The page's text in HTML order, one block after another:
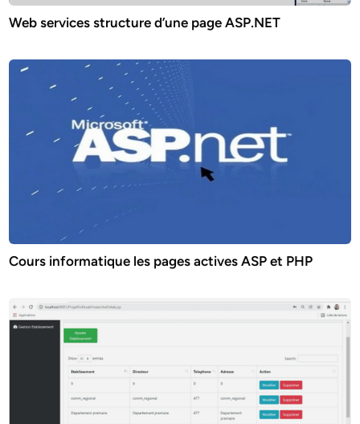
Web services structure d’une page ASP.NET
Cours informatique les pages actives ASP et PHP